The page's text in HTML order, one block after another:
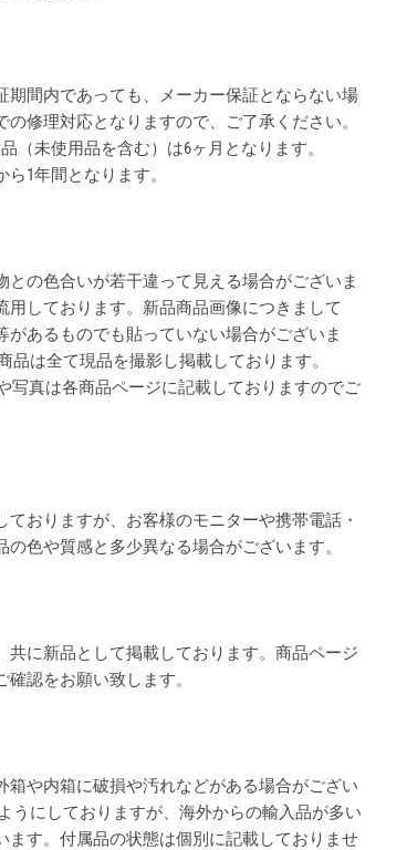
間内であっても、メーカー保証とならない場
修理対応となりますので、ご了承ください。
（未使用品を含む）は6ヶ月となります。
1年間となります。
の色合いが若干違って見える場合がございま
しております。新品商品画像につきまして
あるものでも貼っていない場合がございま
は全て現品を撮影し掲載しております。
写真は各商品ページに記載しておりますのでご
おりますが、お客様のモニターや携帯電話・
色や質感と多少異なる場合がございます。
に新品として掲載しております。商品ページ
認をお願い致します。
や内箱に破損や汚れなどがある場合がござい
うにしておりますが、海外からの輸入品が多い
す。付属品の状態は個別に記載しておりませ